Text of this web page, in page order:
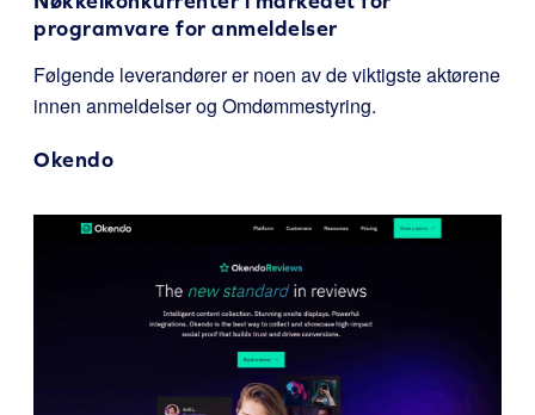
programvare for anmeldelser
Følgende leverandører er noen av de viktigste aktørene
innen anmeldelser og Omdømmestyring.
Okendo